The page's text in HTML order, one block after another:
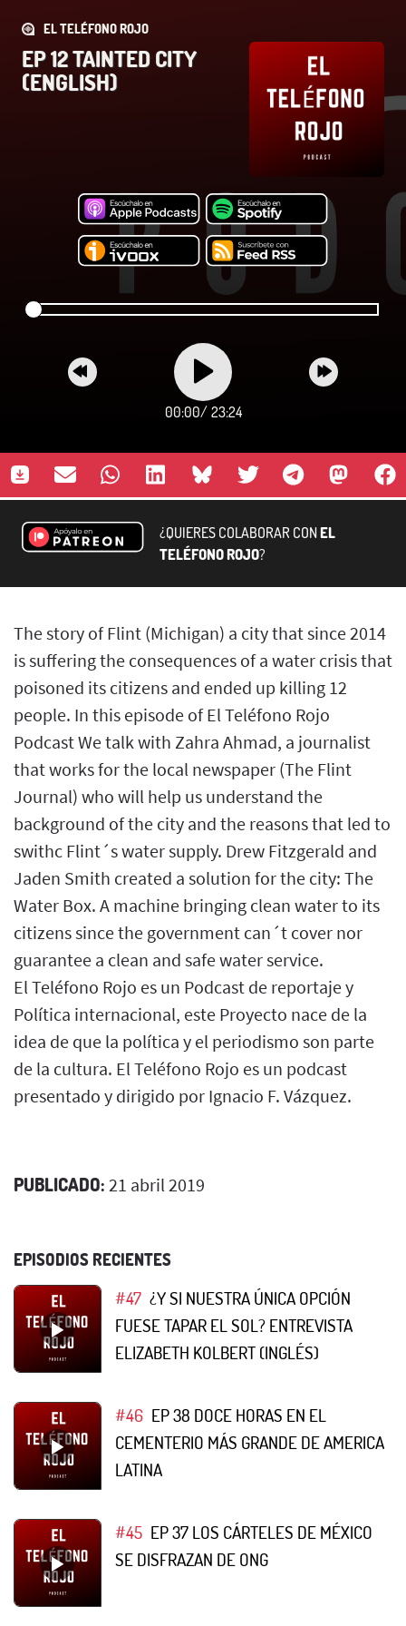
EL TELÉFONO ROJO
EP 12 TAINTED CITY
(ENGLISH)
00:00/ 23:24
¿QUIERES COLABORAR CONEL
TELÉFONO ROJO?
The story of Flint (Michigan) a city that since 2014
is suffering the consequences of a water crisis that
poisoned its citizens and ended up killing 12
people. In this episode of El Teléfono Rojo
Podcast We talk with Zahra Ahmad, a journalist
that works for the local newspaper (The Flint
Journal) who will help us understand the
background of the city and the reasons that led to
swithc Flint´s water supply. Drew Fitzgerald and
Jaden Smith created a solution for the city: The
Water Box. A machine bringing clean water to its
citizens since the government can´t cover nor
guarantee a clean and safe water service.
El Teléfono Rojo es un Podcast de reportaje y
Política internacional, este Proyecto nace de la
idea de que la política y el periodismo son parte
de la cultura. El Teléfono Rojo es un podcast
presentado y dirigido por Ignacio F. Vázquez.
PUBLICADO: 21 abril 2019
EPISODIOS RECIENTES
#47 ¿Y SI NUESTRA ÚNICA OPCIÓN
FUESE TAPAR EL SOL? ENTREVISTA
ELIZABETH KOLBERT (INGLÉS)
#46 EP 38 DOCE HORAS EN EL
CEMENTERIO MÁS GRANDE DE AMERICA
LATINA
#45 EP 37 LOS CÁRTELES DE MÉXICO
SE DISFRAZAN DE ONG